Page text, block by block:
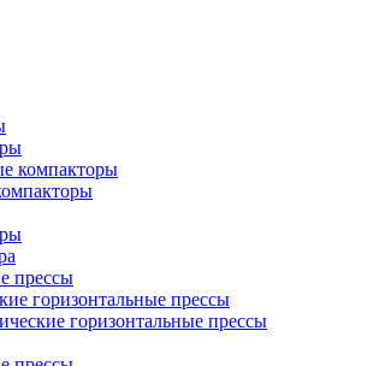
компакторы
прессы
горизонтальные прессы
горизонтальные прессы